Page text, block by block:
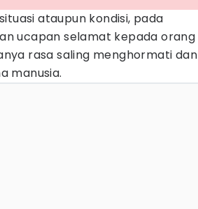
ataupun kondisi, pada
ucapan selamat kepada orang
rasa saling menghormati dan
manusia.